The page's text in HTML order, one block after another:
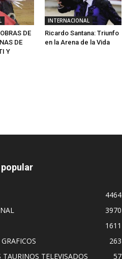
DE
DE
Y
INTERNACIONAL
Ricardo Santana: Triunfo
en la Arena de la Vida
4464
3970
1611
263
TAURINOS TELEVISADOS
57